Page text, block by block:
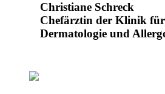
Christiane Schreck
Chefärztin der Klinik für
Dermatologie und